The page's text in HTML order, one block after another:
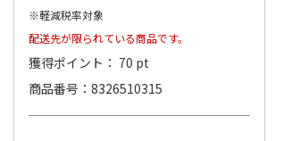
※軽減税率対象
配送先が限られている商品です。
獲得ポイント： 70 pt
商品番号
8326510315